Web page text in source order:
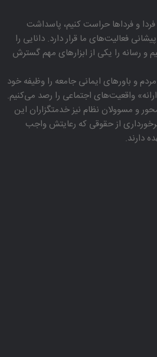
فردا و فرداها حراست كنیم، پاسداشت
فعالیت‌های ما قرار دارد. دانایی را
و رسانه را یكی از ابزارهای مهم گسترش
و باورهای ایمانی جامعه را وظیفه خود
واقعیت‌های اجتماعی را رصد می‌كنیم.
و مسوولان نظام نیز خدمتگزاران این
از حقوقی كه رعایتش واجب
دارند.